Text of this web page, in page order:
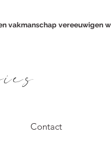
vereeuwigen
Contact